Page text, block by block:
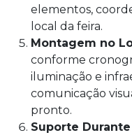
elementos,
local da feira.
Montagem no
conforme
iluminação e
comunicação
pronto.
Suporte Durante